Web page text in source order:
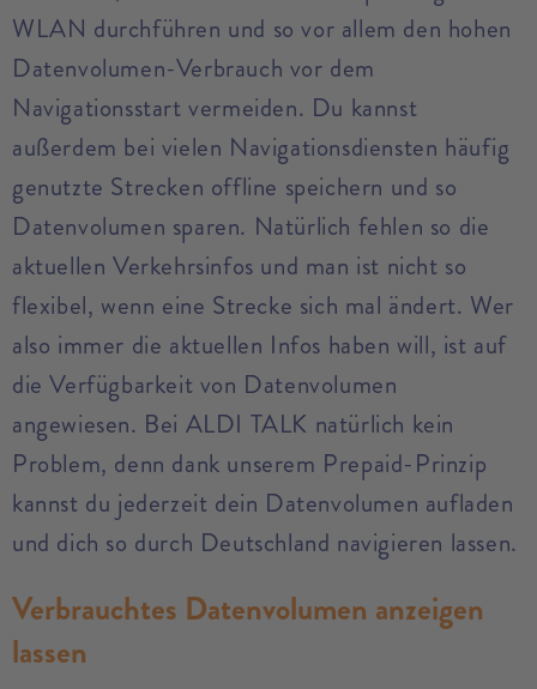
WLAN durchführen und so vor allem den hohen
Datenvolumen-Verbrauch vor dem
Navigationsstart vermeiden. Du kannst
außerdem bei vielen Navigationsdiensten häufig
genutzte Strecken offline speichern und so
Datenvolumen sparen. Natürlich fehlen so die
aktuellen Verkehrsinfos und man ist nicht so
flexibel, wenn eine Strecke sich mal ändert. Wer
also immer die aktuellen Infos haben will, ist auf
die Verfügbarkeit von Datenvolumen
angewiesen. Bei ALDI TALK natürlich kein
Problem, denn dank unserem Prepaid-Prinzip
kannst du jederzeit dein Datenvolumen aufladen
und dich so durch Deutschland navigieren lassen.
Verbrauchtes Datenvolumen anzeigen
lassen